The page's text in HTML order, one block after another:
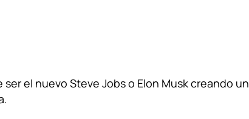
el nuevo Steve Jobs o Elon Musk creando un